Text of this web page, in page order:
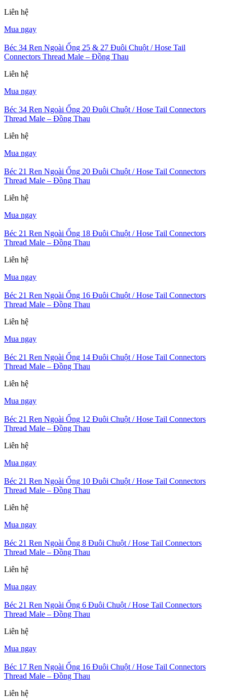
Liên hệ
Mua ngay
Béc 34 Ren Ngoài Ống 25 & 27 Đuôi Chuột / Hose Tail
Connectors Thread Male – Đồng Thau
Liên hệ
Mua ngay
Béc 34 Ren Ngoài Ống 20 Đuôi Chuột / Hose Tail Connectors
Thread Male – Đồng Thau
Liên hệ
Mua ngay
Béc 21 Ren Ngoài Ống 20 Đuôi Chuột / Hose Tail Connectors
Thread Male – Đồng Thau
Liên hệ
Mua ngay
Béc 21 Ren Ngoài Ống 18 Đuôi Chuột / Hose Tail Connectors
Thread Male – Đồng Thau
Liên hệ
Mua ngay
Béc 21 Ren Ngoài Ống 16 Đuôi Chuột / Hose Tail Connectors
Thread Male – Đồng Thau
Liên hệ
Mua ngay
Béc 21 Ren Ngoài Ống 14 Đuôi Chuột / Hose Tail Connectors
Thread Male – Đồng Thau
Liên hệ
Mua ngay
Béc 21 Ren Ngoài Ống 12 Đuôi Chuột / Hose Tail Connectors
Thread Male – Đồng Thau
Liên hệ
Mua ngay
Béc 21 Ren Ngoài Ống 10 Đuôi Chuột / Hose Tail Connectors
Thread Male – Đồng Thau
Liên hệ
Mua ngay
Béc 21 Ren Ngoài Ống 8 Đuôi Chuột / Hose Tail Connectors
Thread Male – Đồng Thau
Liên hệ
Mua ngay
Béc 21 Ren Ngoài Ống 6 Đuôi Chuột / Hose Tail Connectors
Thread Male – Đồng Thau
Liên hệ
Mua ngay
Béc 17 Ren Ngoài Ống 16 Đuôi Chuột / Hose Tail Connectors
Thread Male – Đồng Thau
Liên hệ